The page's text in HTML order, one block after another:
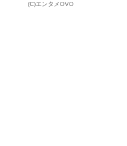
(C)エンタメOVO